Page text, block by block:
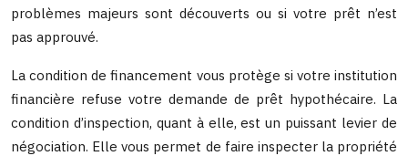
problèmes majeurs sont découverts ou si votre prêt n’est
pas approuvé.
La condition de financement vous protège si votre institution
financière refuse votre demande de prêt hypothécaire. La
condition d’inspection, quant à elle, est un puissant levier de
négociation. Elle vous permet de faire inspecter la propriété